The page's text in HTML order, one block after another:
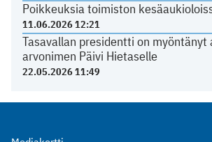
Poikkeuksia toimiston
11.06.2026 12:21
Tasavallan presidentti on
arvonimen Päivi Hietaselle
22.05.2026 11:49